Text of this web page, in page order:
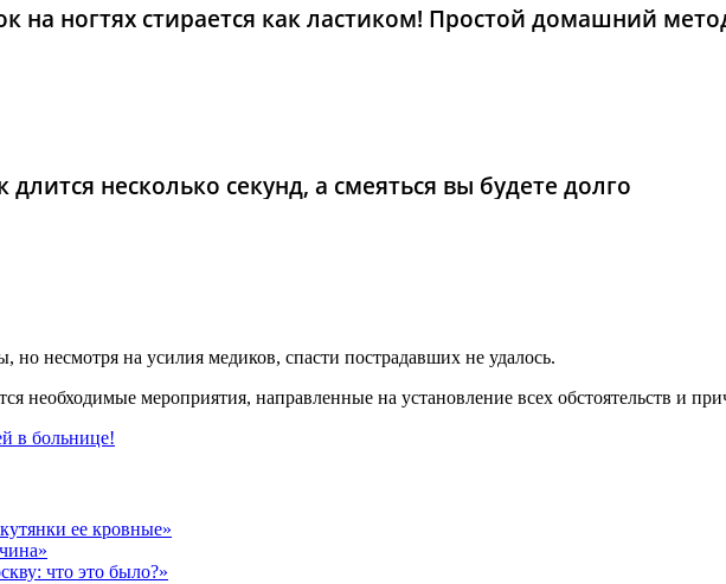
на ногтях стирается как ластиком! Простой домашний
длится несколько секунд, а смеяться вы будете долго
несмотря на усилия медиков, спасти пострадавших не удалось.
необходимые мероприятия, направленные на установление всех обстоятельств и
в больнице!
ее кровные»
что это было?»